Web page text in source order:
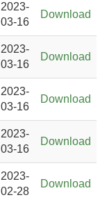
2023-
03-16
Download
2023-
03-16
Download
2023-
03-16
Download
2023-
03-16
Download
2023-
02-28
Download